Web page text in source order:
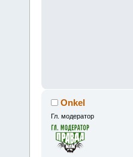
Onkel
Гл. модератор